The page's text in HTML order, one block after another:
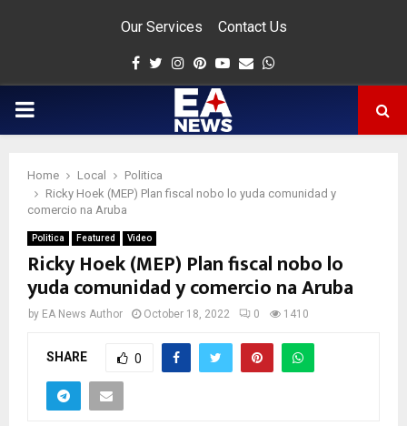
Our Services Contact Us
Facebook
Twitter
Instagram
Pinterest
Youtube
Email
PRIMARY
Home Local
Politica
Ricky Hoek (MEP) Plan fiscal nobo lo yuda comunidad y
comercio na Aruba
Politica Featured Video
Ricky Hoek (MEP) Plan fiscal nobo lo
yuda comunidad y comercio na Aruba
by EA News Author October 18, 2022 0 1410
SHARE 0